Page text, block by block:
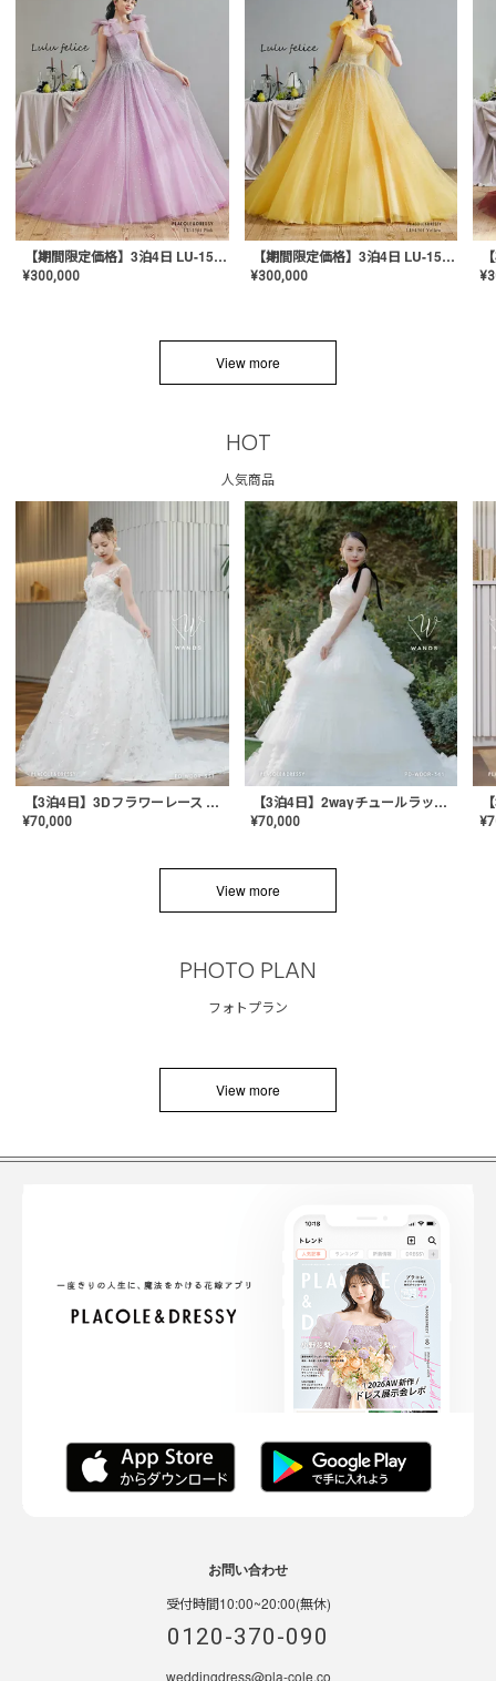
【期間限定価格】3泊4日 LU-1501(Pink)
¥300,000
【期間限定価格】3泊4日 LU-1501(Yellow)
¥300,000 ¥
View more
HOT
人気商品
【3泊4日】3Dフラワーレース ドレス〈PD-WDOR-331〉
¥70,000
【3泊4日】2wayチュールラッフルドレス〈PD-WDOR-341RTL〉
¥70,000 ¥
View more
PHOTO PLAN
フォトプラン
View more
お問い合わせ
受付時間10:00~20:00(無休)
0120-370-090
weddingdress@pla-cole.co